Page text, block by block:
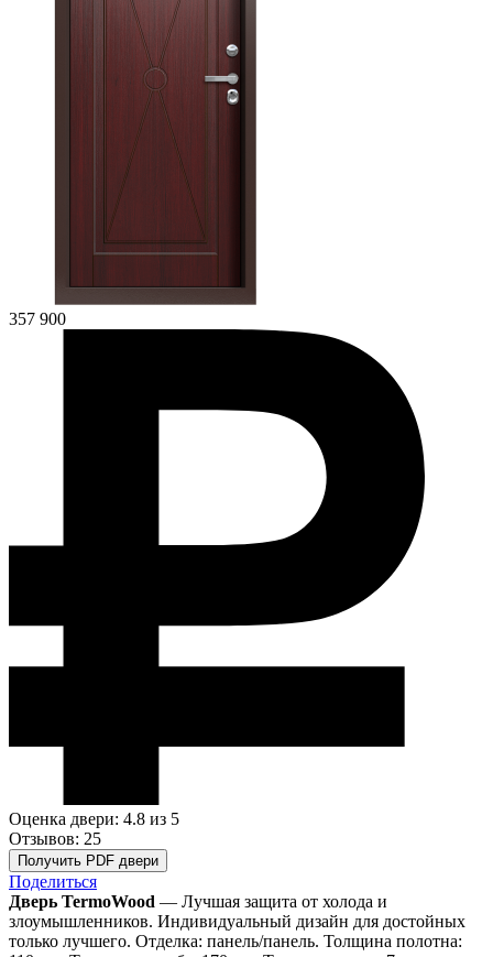
357 900
Оценка двери: 4.8 из 5
Отзывов: 25
Получить PDF двери
Поделиться
Дверь TermoWood — Лучшая защита от холода и
злоумышленников. Индивидуальный дизайн для достойных
только лучшего. Отделка: панель/панель. Толщина полотна: